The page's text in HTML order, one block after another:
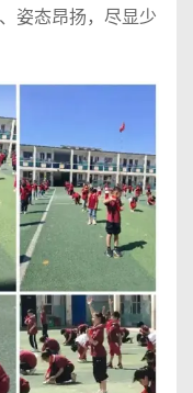
姿态昂扬，尽显少